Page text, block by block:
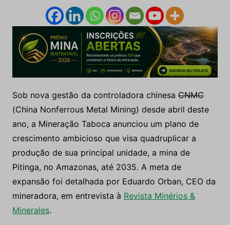
Sob nova gestão da controladora chinesa CNMC
(China Nonferrous Metal Mining) desde abril deste
ano, a Mineração Taboca anunciou um plano de
crescimento ambicioso que visa quadruplicar a
produção de sua principal unidade, a mina de
Pitinga, no Amazonas, até 2035. A meta de
expansão foi detalhada por Eduardo Orban, CEO da
mineradora, em entrevista à Revista Minérios &
Minerales.